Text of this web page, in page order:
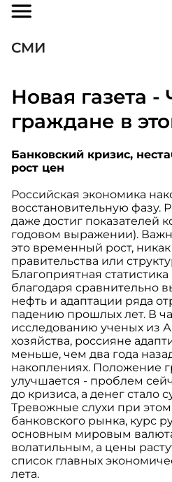
СМИ
Новая газета -
граждане в
Банковский кризис,
рост цен
Российская экономика
восстановительную фазу.
даже достиг показателей
годовом выражении).
это временный рост,
правительства или
Благоприятная
благодаря сравнительно
нефть и адаптации ряда
падению прошлых лет. В
исследованию ученых из
хозяйства, россияне
меньше, чем два года
накоплениях. Положение
улучшается - проблем
до кризиса, а денег стало
Тревожные слухи при
банковского рынка, курс
основным мировым
волатильным, а цены
список главных
лета.